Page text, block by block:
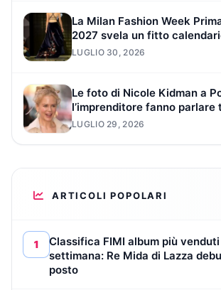
La Milan Fashion Week
2027 svela un fitto
LUGLIO 30, 2026
Le foto di Nicole Kidman a
l’imprenditore fanno parlare
LUGLIO 29, 2026
ARTICOLI POPOLARI
1
Classifica FIMI album più
settimana: Re Mida di Lazza
posto